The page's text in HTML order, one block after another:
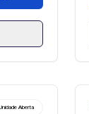
Unidade Aberta